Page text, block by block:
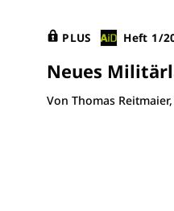
PLUS Heft 1/
Neues
Von Thomas